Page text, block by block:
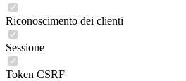
Riconoscimento dei clienti
Sessione
Token CSRF